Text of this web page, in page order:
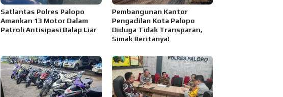
Satlantas Polres Palopo
Amankan 13 Motor Dalam
Patroli Antisipasi Balap Liar
Pembangunan Kantor
Pengadilan Kota Palopo
Diduga Tidak Transparan,
Simak Beritanya!